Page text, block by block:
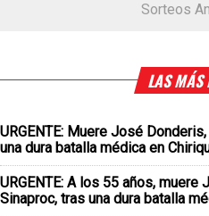
Sorteos
LAS MÁS
URGENTE: Muere José
una dura batalla médica en
URGENTE: A los 55 años,
Sinaproc, tras una dura batalla